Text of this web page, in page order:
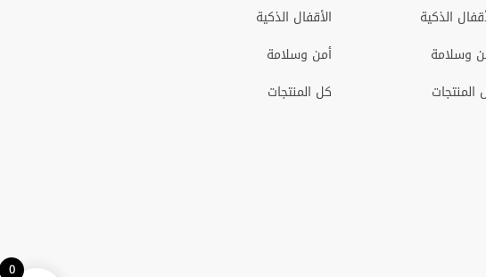
الذكية
وسلامة
المنتجات
الأقفال الذكية
أمن وسلامة
كل المنتجات
0